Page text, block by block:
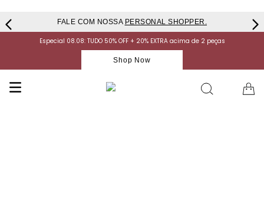
FALE COM NOSSA PERSONAL SHOPPER.
Especial 08.08: TUDO 50% OFF + 20% EXTRA acima de 2 peças
Shop Now